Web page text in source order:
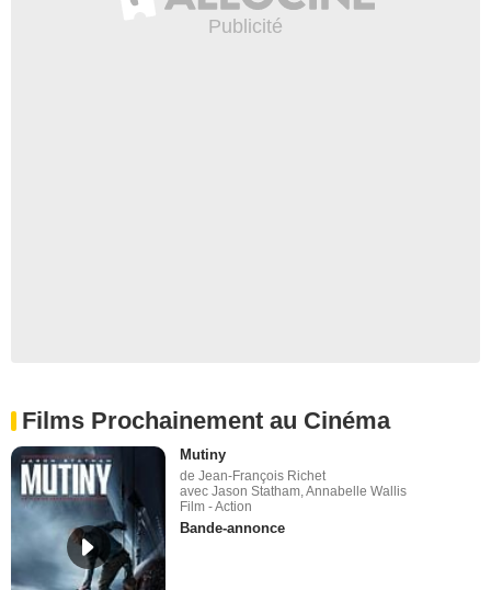
Films Prochainement au Cinéma
Mutiny
de Jean-François Richet
avec Jason Statham, Annabelle Wallis
Film - Action
Bande-annonce